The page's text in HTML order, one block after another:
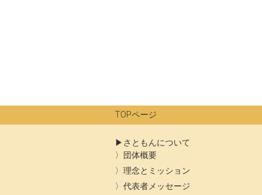
ン
TOPページ
さともんについて
団体概要
理念とミッション
代表者メッセージ